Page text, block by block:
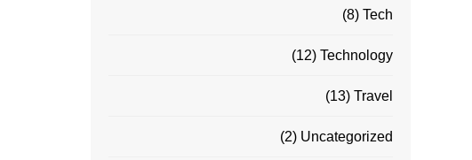
Tech
(8)
Technology
(12)
Travel
(13)
Uncategorized
(2)